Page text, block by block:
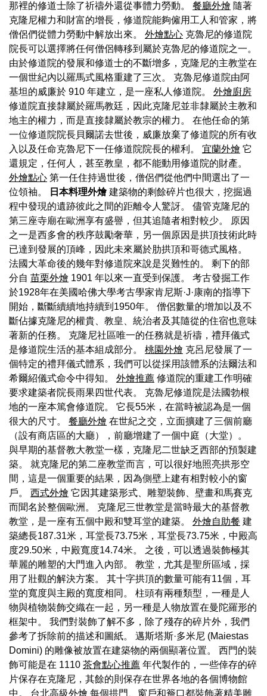
那裡的修道士除了祈禱外還從事體力勞動。 餐廳外燴 隨著
克隆尼權力和財富的增長，修道院能夠僱用工人和管家，將
僧侶們從體力勞動中解放出來。 外燴點心 克魯尼的修道院
院長可以選擇將任何僧侶轉移到屬於克魯尼的修道院之一。
由於修道院的發展和修道士的不斷增多，克隆尼的主教堂在
一個世紀內以羅馬式風格重建了三次。 克魯尼修道院由阿
基坦的威廉於 910 年建立，是一座私人修道院。 外燴廚房
修道院直接隸屬於羅馬教廷，因此克隆尼並非隸屬於主教和
地主的權力，而是直接隸屬於教宗的權力。 在他任命的第
一位修道院院長貝爾諾去世後，威廉放棄了修道院的所有收
入以及任命克魯尼下一任修道院院長的權利。 宜蘭外燴 它
還規定，任何人，甚至教皇，都不能動用修道院的財產。
外燴點心 第一任住持過世後，僧侶們從他們中間選出了一
位領袖。
日本料理外燴建築物的剩餘碎片也很大，挖掘過
程中發現的遺跡彼此之間的距離令人驚訝。 儘管克隆尼的
第三座寺廟在歐洲享有盛譽，但其追隨者相對較少。 原因
之一是西多會的秩序鼓勵奢華，另一個原因是拱頂技術此時
已達到發展的頂峰，因此未來屬於肋拱頂和哥德式風格。
法國大革命後的幾年對修道院來說是災難性的。 剩下的部
分自 苗栗外燴 1901 年以來一直受到保護。 考古發掘工作
於1928年在美國哈佛大學考古學家肯尼斯·J·康南的指導下
開始，斷斷續續地持續到1950年。 僧侶數量的增加以及不
斷佔據克隆尼的權貴、教皇、統治者及其隨從的住宿也意味
著新的任務。 克隆尼社區唯一的任務就是祈禱，禮拜儀式
是修道院生活的基本組成部分。 桃園外燴 克呂尼發展了一
個特定的禮拜儀式體系，我們可以從採用該體系的法爾法和
希爾紹儀式命令中得知。 外燴推薦 修道院的重建工作明確
要求建築者院長雨果四世代表。 克魯尼修道院是法國勃根
地的一座本篤會修道院。 它長55米，在當時被認為是一個
很大的尺寸。 餐廳外燴 在世紀之交，立面擴建了三個前廳
（設有商店區的大廳），前廳增建了一個中庭（大堂）。
與早期的基督教大教堂一樣，克隆尼二世缺乏西部的預製建
築。 就克隆尼的第二座教堂而言，可以很好地照亮拱形空
間，這是一個重要的結果，因為側壁上建有相對較小的窗
戶。 西式外燴 它因其建築形式、雕塑裝飾、壁畫和馬賽克
而聞名於整個歐洲。 克隆尼三世教堂是當時最大的基督教
教堂，是一座有五個中殿和雙耳堂的建築。 外燴自助餐 建
築總長187.31米，耳堂長73.75米，耳堂長73.75米，中殿高
度29.50米，中殿寬度14.74米。 之後，可以透過裝飾極其
華麗的雕塑的大門進入內部。 教堂，尤其是聖所區域，採
用了壯觀的解決方案。 其十字拱頂的數量可能有11個，耳
堂的寬度與主殿的寬度相同。 柱頭有兩種類型，一種是人
物與植物裝飾交織在一起，另一種是人物放置在曼陀羅形的
框架中。 我們對裝飾了解不多，除了殘存的碎片外，我們
參考了拆除前的描述和圖紙。 邁斯塔斯·多米尼 (Maiestas
Domini) 的雕像被放置在建築物的兩個顯著位置。 西門的裝
飾可能是在 1110 茶會點心推薦 年代製作的，一些倖存的碎
片保存在克隆尼，其餘的則保存在世界各地的各個博物館
中。 台北高級外燴 每個拱門、窗戶和簷口都裝飾著精美雕